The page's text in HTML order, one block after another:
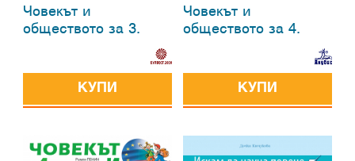
Човекът и
обществото за 3.
КУПИ
Човекът и
обществото за 4.
КУПИ